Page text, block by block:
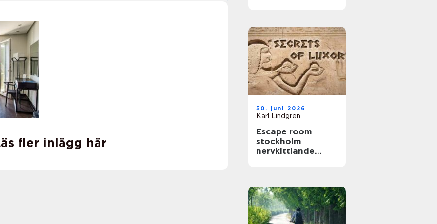
fler inlägg här
30. juni 2026
Karl Lindgren
Escape room
stockholm
nervkittlande